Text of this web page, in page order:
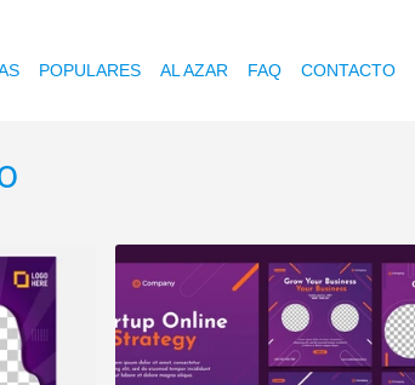
POPULARES AL AZAR FAQ CONTACTO